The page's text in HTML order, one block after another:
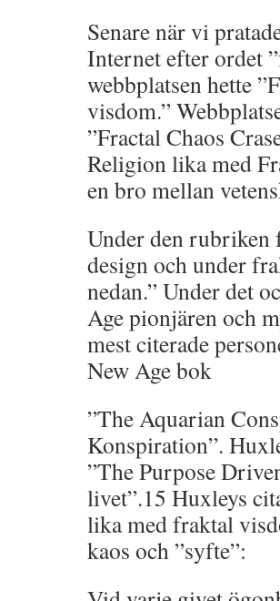
Senare när vi
Internet efter ordet
webbplatsen hette
visdom.”
”Fractal Chaos
Religion lika med
en bro mellan
Under den rubriken
design och under
nedan.” Under det
Age pionjären och
mest citerade
New Age bok
”The Aquarian
Konspiration”.
”The Purpose
livet”.15 Huxleys
lika med fraktal
kaos och ”syfte”: